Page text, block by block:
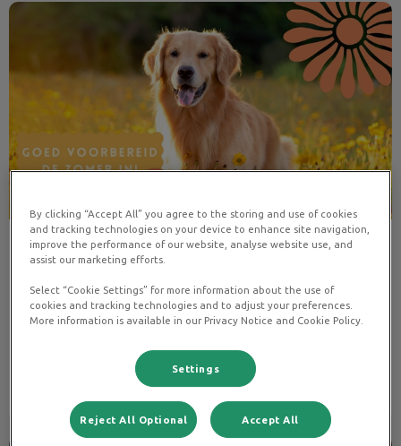
De zomerchecklist voor je huisdier
De zomerchecklist voor je huisdier
De zomer komt eraan! Misschien gaat je huisdier mee op
vakantie, naar een pension of blijft het thuis. Wat je ook doet,
een goede voorbereiding is belangrijk en geeft rust.
Lees hier meer over
By clicking “Accept All” you agree to the storing and use of cookies
and tracking technologies on your device to enhance site navigation,
improve the performance of our website, analyse website use, and
assist our marketing efforts.
Select “Cookie Settings” for more information about the use of
cookies and tracking technologies and to adjust your preferences.
More information is available in our Privacy Notice and Cookie Policy.
Settings
Reject All Optional Accept All